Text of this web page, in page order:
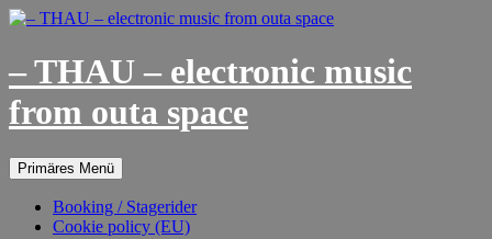
– THAU – electronic music
from outa space
Suchen
Primäres Menü
Inhalt
Booking / Stagerider
Cookie policy (EU)